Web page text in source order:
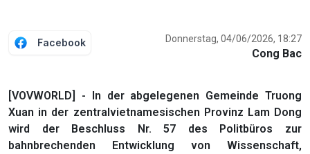
Facebook Donnerstag, 04/06/2026, 18:27
Cong Bac
[VOVWORLD] - In der abgelegenen Gemeinde Truong
Xuan in der zentralvietnamesischen Provinz Lam Dong
wird der Beschluss Nr. 57 des Politbüros zur
bahnbrechenden Entwicklung von Wissenschaft,